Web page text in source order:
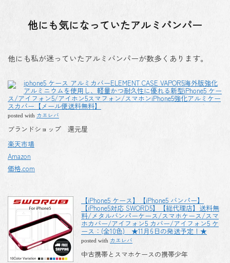
他にも気になっていたアルミバンパー
他にも私が迷っていたアルミバンパーが数多くあります。
iphone5 ケース アルミカバーELEMENT CASE VAPOR5海外版強化
アルミニウムを使用し、軽量かつ耐久性に優れる新型iPhone5 ケー
ス/アイフォン5/アイホン5スマフォン/スマホンiPhone5強化アルミケー
スカバー【メール便送料無料】
posted with カエレバ
ブランドショップ 還元屋
楽天市場
Amazon
価格.com
【iPhone5 ケース】【iPhone5 バンパー】
【iPhone5対応 SWORD5】【総代理店】送料無
料/メタルバンパーケース/スマホケース/スマ
ホカバー/アイフォン5 カバー/アイフォン5 ケ
ース：(全10色) ★11月6日の発送予定！★
posted with カエレバ
中古携帯とスマホケースの携帯少年